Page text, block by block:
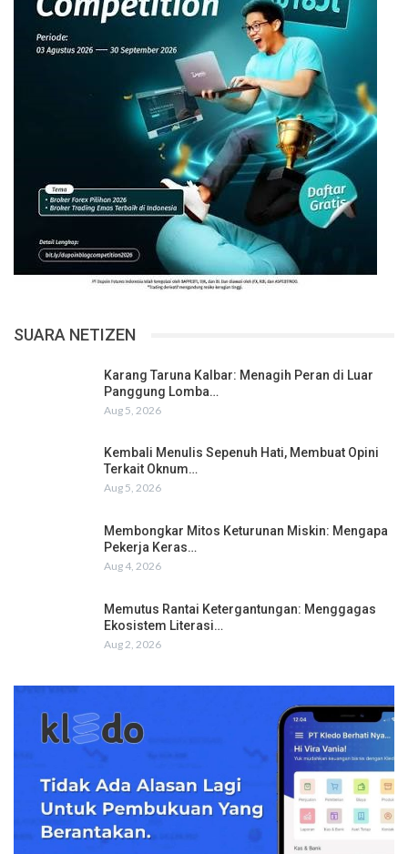
SUARA NETIZEN
Karang Taruna Kalbar: Menagih Peran di Luar
Panggung Lomba…
Aug 5, 2026
Kembali Menulis Sepenuh Hati, Membuat Opini
Terkait Oknum…
Aug 5, 2026
Membongkar Mitos Keturunan Miskin: Mengapa
Pekerja Keras…
Aug 4, 2026
Memutus Rantai Ketergantungan: Menggagas
Ekosistem Literasi…
Aug 2, 2026